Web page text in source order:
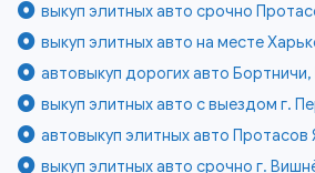
выкуп элитных авто срочно
выкуп элитных авто на месте
автовыкуп дорогих авто Бортничи,
выкуп элитных авто с выездом г.
автовыкуп элитных авто Протасов
выкуп элитных авто срочно г.